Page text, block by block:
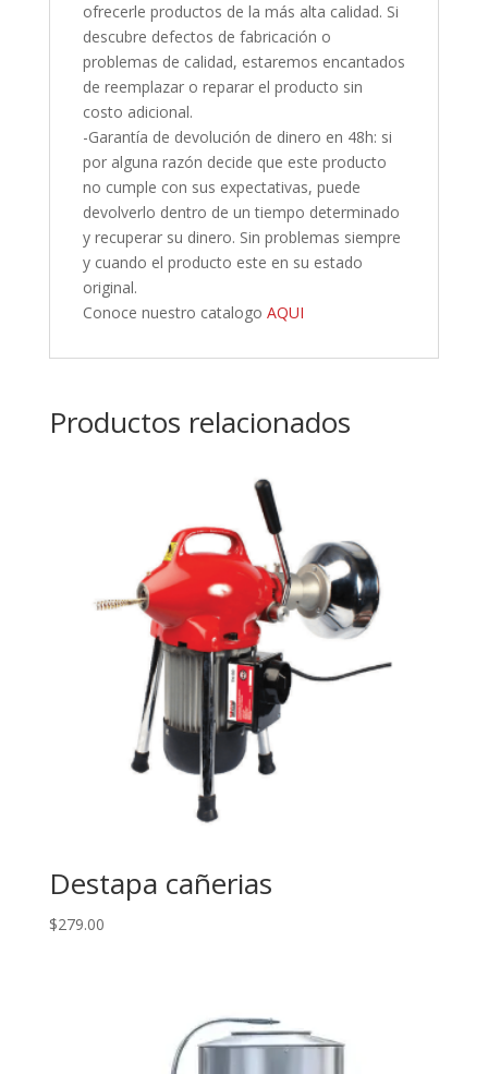
ofrecerle productos de la más alta calidad. Si
descubre defectos de fabricación o
problemas de calidad, estaremos encantados
de reemplazar o reparar el producto sin
costo adicional.
-Garantía de devolución de dinero en 48h: si
por alguna razón decide que este producto
no cumple con sus expectativas, puede
devolverlo dentro de un tiempo determinado
y recuperar su dinero. Sin problemas siempre
y cuando el producto este en su estado
original.
Conoce nuestro catalogo AQUI
Productos relacionados
Destapa cañerias
$279.00